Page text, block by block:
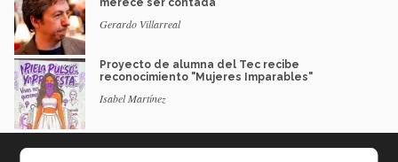
Gerardo Villarreal
Proyecto de alumna del Tec recibe
reconocimiento "Mujeres Imparables"
Isabel Martínez